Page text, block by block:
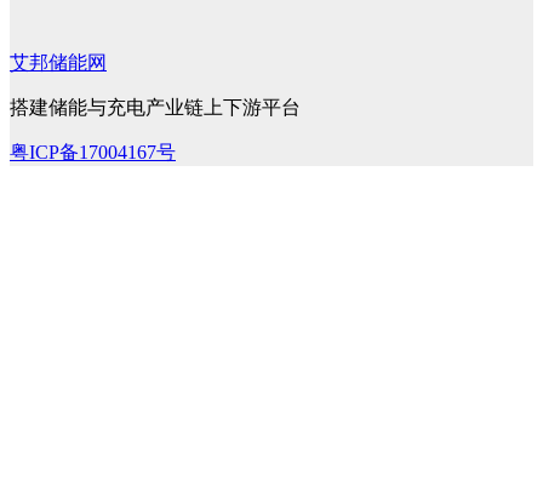
艾邦储能网
搭建储能与充电产业链上下游平台
粤ICP备17004167号